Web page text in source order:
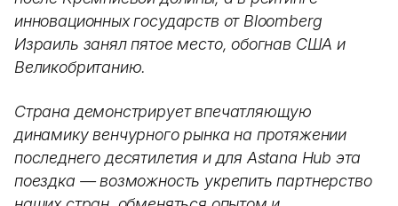
инновационных государств от Bloomberg
Израиль занял пятое место, обогнав США и
Великобританию.
Страна демонстрирует впечатляющую
динамику венчурного рынка на протяжении
последнего десятилетия и для Astana Hub эта
поездка — возможность укрепить партнерство